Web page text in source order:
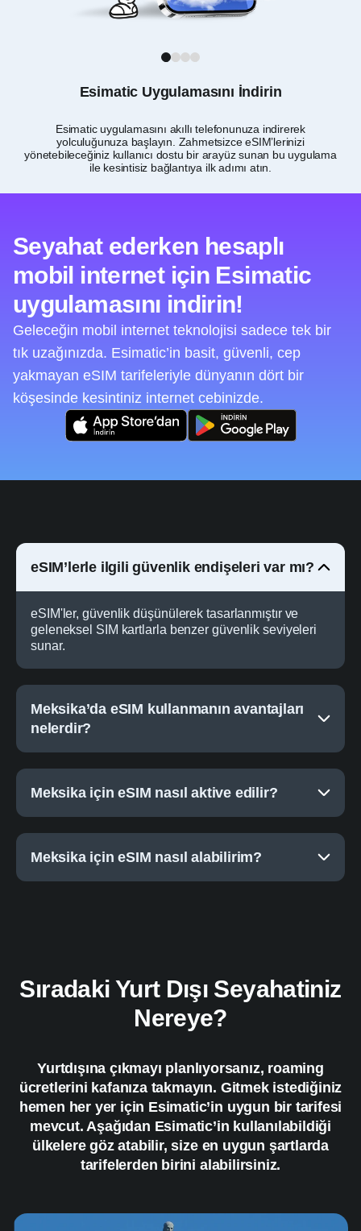
Esimatic Uygulamasını İndirin
Esimatic uygulamasını akıllı telefonunuza indirerek
yolculuğunuza başlayın. Zahmetsizce eSIM’lerinizi
yönetebileceğiniz kullanıcı dostu bir arayüz sunan bu uygulama
ile kesintisiz bağlantıya ilk adımı atın.
1 2 3 4
Seyahat ederken hesaplı
mobil internet için Esimatic
uygulamasını indirin!
Geleceğin mobil internet teknolojisi sadece tek bir
tık uzağınızda. Esimatic’in basit, güvenli, cep
yakmayan eSIM tarifeleriyle dünyanın dört bir
köşesinde kesintiniz internet cebinizde.
eSIM’lerle ilgili güvenlik endişeleri var mı?
eSIM'ler, güvenlik düşünülerek tasarlanmıştır ve
geleneksel SIM kartlarla benzer güvenlik seviyeleri
sunar.
Meksika’da eSIM kullanmanın avantajları
nelerdir?
Meksika için eSIM nasıl aktive edilir?
Meksika için eSIM nasıl alabilirim?
Sıradaki Yurt Dışı Seyahatiniz
Nereye?
Yurtdışına çıkmayı planlıyorsanız, roaming
ücretlerini kafanıza takmayın. Gitmek istediğiniz
hemen her yer için Esimatic’in uygun bir tarifesi
mevcut. Aşağıdan Esimatic’in kullanılabildiği
ülkelere göz atabilir, size en uygun şartlarda
tarifelerden birini alabilirsiniz.